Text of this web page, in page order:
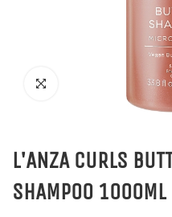
L'ANZA CURLS
SHAMPOO 1000ML